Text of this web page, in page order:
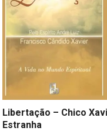
Libertação – Chico
Estranha